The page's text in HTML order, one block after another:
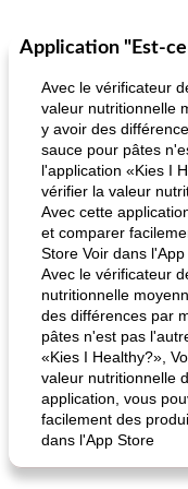
Application "Est-
Avec le vérificateur
valeur nutritionnelle
y avoir des
sauce pour pâtes
l'application «Kies I
vérifier la valeur
Avec cette
et comparer
Store Voir dans
Avec le vérificateur
nutritionnelle
des différences par
pâtes n'est pas
«Kies I Healthy?»,
valeur nutritionnelle
application, vous
facilement des
dans l'App Store